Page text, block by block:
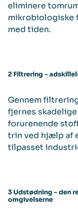
eliminere
mikrobiologiske
med tiden.
2 Filtrering –
Gennem
fjernes
forurenende
trin ved hjælp af
tilpasset
3 Udstødning – den
omgivelserne